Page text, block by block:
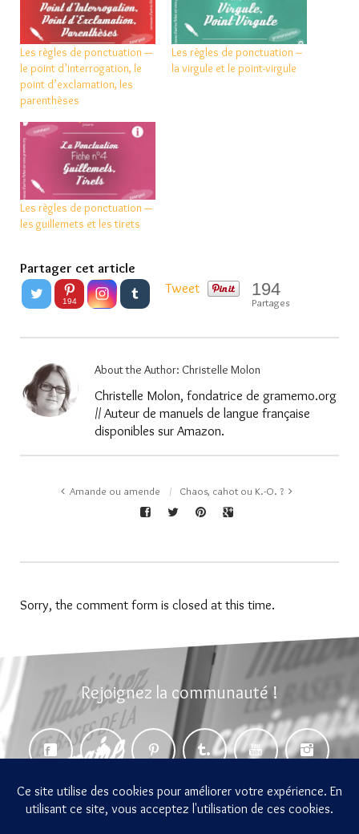
Les règles de ponctuation —
le point d’interrogation, le
point d’exclamation, les
parenthèses
Les règles de ponctuation –
la virgule et le point-virgule
Les règles de ponctuation —
les guillemets et les tirets
Partager cet article
194
Tweet 194
Partages
About the Author: Christelle Molon
Christelle Molon, fondatrice de gramemo.org
// Auteur de manuels de langue française
disponibles sur Amazon.
Amande ou amende Chaos, cahot ou K.-O. ?
Sorry, the comment form is closed at this time.
Rejoignez la communauté !